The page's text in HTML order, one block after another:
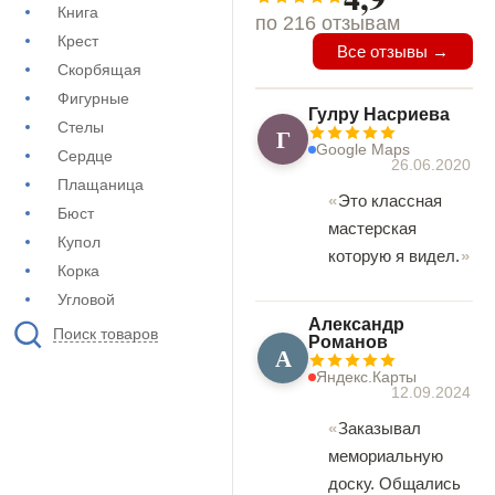
Книга
Крест
Скорбящая
Фигурные
Стелы
Сердце
Плащаница
Бюст
Купол
Корка
Угловой
Поиск товаров
по 216 отзывам
Все отзывы →
Г
Гулру Насриева
Google Maps
26.06.2020
Это классная
мастерская
которую я видел.
А
Александр
Романов
Яндекс.Карты
12.09.2024
Заказывал
мемориальную
доску. Общались